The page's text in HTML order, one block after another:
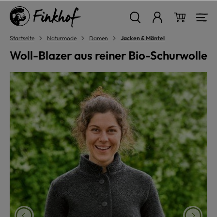
springen
Startseite Naturmode Damen Jacken & Mäntel
Woll-Blazer aus reiner Bio-Schurwolle
Bildergalerie überspringen